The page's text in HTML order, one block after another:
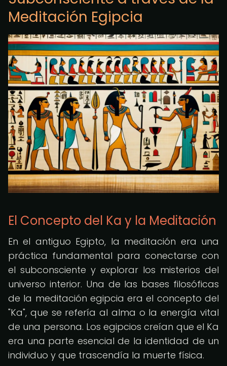
Meditación Egipcia
El Concepto del Ka y la Meditación
En el antiguo Egipto, la meditación era una
práctica fundamental para conectarse con
el subconsciente y explorar los misterios del
universo interior. Una de las bases filosóficas
de la meditación egipcia era el concepto del
"Ka", que se refería al alma o la energía vital
de una persona. Los egipcios creían que el Ka
era una parte esencial de la identidad de un
individuo y que trascendía la muerte física.